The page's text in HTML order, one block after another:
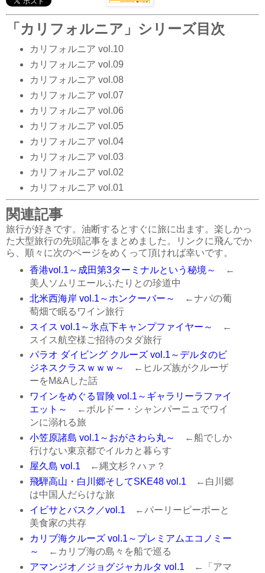
「カリフォルニア」シリーズ目次
カリフォルニア vol.10
カリフォルニア vol.09
カリフォルニア vol.08
カリフォルニア vol.07
カリフォルニア vol.06
カリフォルニア vol.05
カリフォルニア vol.04
カリフォルニア vol.03
カリフォルニア vol.02
カリフォルニア vol.01
関連記事
旅行が好きです。油断するとすぐに旅に出ます。楽しかっ
た大型旅行の先頭記事をまとめました。リンクに飛んでか
ら、順々に次のページをめくって頂ければ幸いです。
香港vol.1～成田第3ターミナルという秘境～
←
美人ソムリエールふたりとの珍道中
北米西海岸 vol.1～ホンクーバー～
←ナパの葡
萄畑で眠るワイン旅行
スイス vol.1～氷点下キャンプファイヤー～
←
スイス航空様ご招待のタダ旅行
パラオ ダイビング クルーズ vol.1～デルタのビ
ジネスクラスｗｗｗ～
←ヒルズ族がクルーザ
ーをM&Aした話
ワインをめぐる冒険 vol.1～ギャラリーラファイ
エット～
←ボルドー・シャンパーニュでワイ
ンに溺れる旅
小笠原諸島 vol.1～おがさわら丸～
←船でしか
行けない東京都でイルカと暮らす
屋久島 vol.1 ←縄文杉？ハァ？
飛騨高山・白川郷そしてSKE48 vol.1 ←白川郷
は中国人だらけな旅
イビサとバスク／vol.1 ←パーリーピーポーと
美食家の共存
カリブ海クルーズ vol.1～プレミアムエコノミー
～
←カリブ海の島々を船で巡る
アマンジオ／ジョグジャカルタ vol.1 ←「アマ